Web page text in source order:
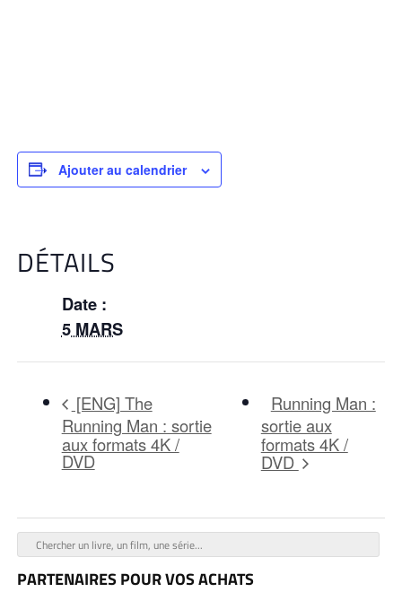
Ajouter au calendrier
DÉTAILS
Date :
5 MARS
[ENG] The
Running Man : sortie
aux formats 4K /
DVD
Running Man :
sortie aux
formats 4K /
DVD
PARTENAIRES POUR VOS ACHATS